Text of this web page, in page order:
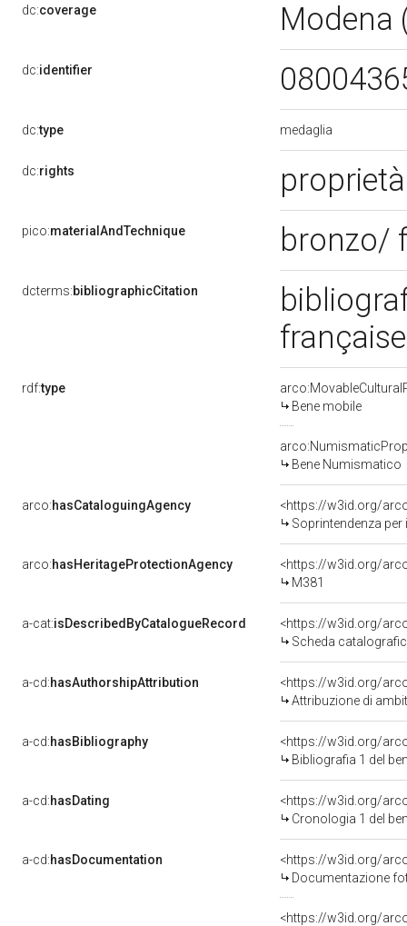
dc:coverage Modena
dc:identifier
dc:type medaglia
dc:rights
pico:materialAndTechnique bronzo/
dcterms:bibliographicCitation
rdf:type
Bene mobile
Bene Numismatico
arco:hasCataloguingAgency
<https://w3id.org/
Soprintendenza per
arco:hasHeritageProtectionAgency
<https://w3id.org/
M381
a-cat:isDescribedByCatalogueRecord
<https://w3id.org/
Scheda
a-cd:hasAuthorshipAttribution
<https://w3id.org/
Attribuzione di
a-cd:hasBibliography
<https://w3id.org/
Bibliografia 1 del
a-cd:hasDating
<https://w3id.org/
Cronologia 1 del
a-cd:hasDocumentation
Documentazione